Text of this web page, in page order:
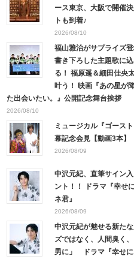
ース東京、大阪で開催
トも到着♪
2026/08/10
福山雅治がサプライズ
書き下ろした主題歌に
る！ 福原遥＆細田佳央
叶う！ 映画『あの星が
た出会いたい。』公開記念舞台挨拶
2026/08/10
ミュージカル『ゴース
幕記念会見【動画3本】
2026/08/09
中沢元紀、直筆サイン
ント！！ ドラマ『幸せ
ネ君』
2026/08/09
中沢元紀が魅せる新た
ズではなく、人間臭く
男に」 ドラマ『幸せに